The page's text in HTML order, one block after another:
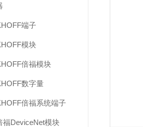
端子
模块
倍福模块
数字量
倍福系统端子
福DeviceNet模块